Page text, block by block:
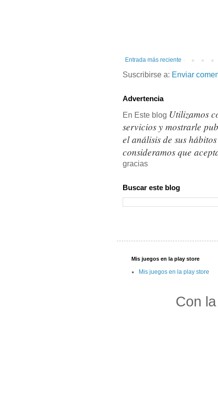
Entrada más reciente
Suscribirse a: Enviar
Advertencia
En Este blog Utilizamos
servicios y mostrarle
el análisis de sus
consideramos que
gracias
Buscar este blog
Mis juegos en la play store
Mis juegos en la play store
Con